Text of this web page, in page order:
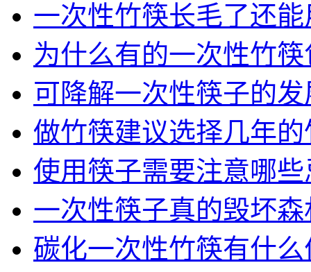
一次性竹筷长毛了还
为什么有的一次性竹
可降解一次性筷子的
做竹筷建议选择几年
使用筷子需要注意哪
一次性筷子真的毁坏
碳化一次性竹筷有什